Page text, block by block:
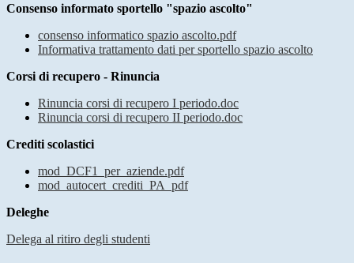
Consenso informato sportello "spazio ascolto"
consenso informatico spazio ascolto.pdf
Informativa trattamento dati per sportello spazio ascolto
Corsi di recupero - Rinuncia
Rinuncia corsi di recupero I periodo.doc
Rinuncia corsi di recupero II periodo.doc
Crediti scolastici
mod_DCF1_per_aziende.pdf
mod_autocert_crediti_PA_pdf
Deleghe
Delega al ritiro degli studenti